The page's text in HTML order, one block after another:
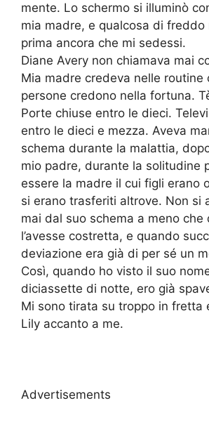
mente. Lo schermo si illuminò
mia madre, e qualcosa di freddo
prima ancora che mi sedessi.
Diane Avery non chiamava mai
Mia madre credeva nelle routine
persone credono nella fortuna.
Porte chiuse entro le dieci.
entro le dieci e mezza. Aveva
schema durante la malattia,
mio padre, durante la solitudine
essere la madre il cui figli erano
si erano trasferiti altrove. Non si
mai dal suo schema a meno che
l’avesse costretta, e quando
deviazione era già di per sé un
Così, quando ho visto il suo
diciassette di notte, ero già
Mi sono tirata su troppo in fretta
Lily accanto a me.
Advertisements